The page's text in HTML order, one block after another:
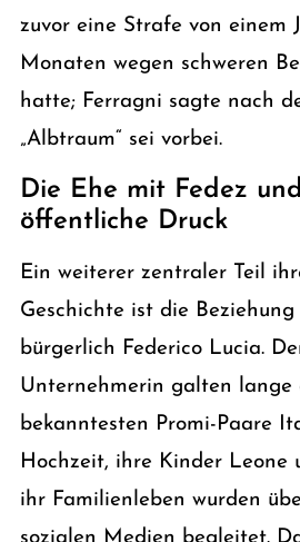
zuvor eine Strafe von einem
Monaten wegen schweren
hatte; Ferragni sagte nach
„Albtraum“ sei vorbei.
Die Ehe mit Fedez
öffentliche Druck
Ein weiterer zentraler Teil
Geschichte ist die Beziehung
bürgerlich Federico Lucia.
Unternehmerin galten lange
bekanntesten Promi-Paare
Hochzeit, ihre Kinder Leone
ihr Familienleben wurden